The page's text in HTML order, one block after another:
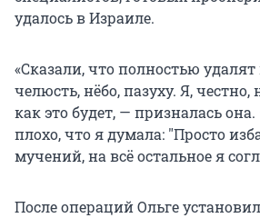
удалось в Израиле.
«Сказали, что полностью
челюсть, нёбо, пазуху. Я, честно,
как это будет, — призналась
плохо, что я думала: "Просто
мучений, на всё остальное я
После операций Ольге